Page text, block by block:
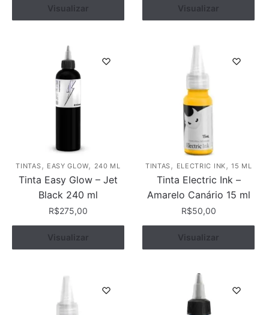
Comprar
Visualizar Comprar
Visualizar
TINTAS, EASY GLOW, 240 ML
Tinta Easy Glow – Jet
Black 240 ml
R$275,00
Comprar
Visualizar
TINTAS, ELECTRIC INK,15 ML
Tinta Electric Ink –
Amarelo Canário 15 ml
R$50,00
Comprar
Visualizar